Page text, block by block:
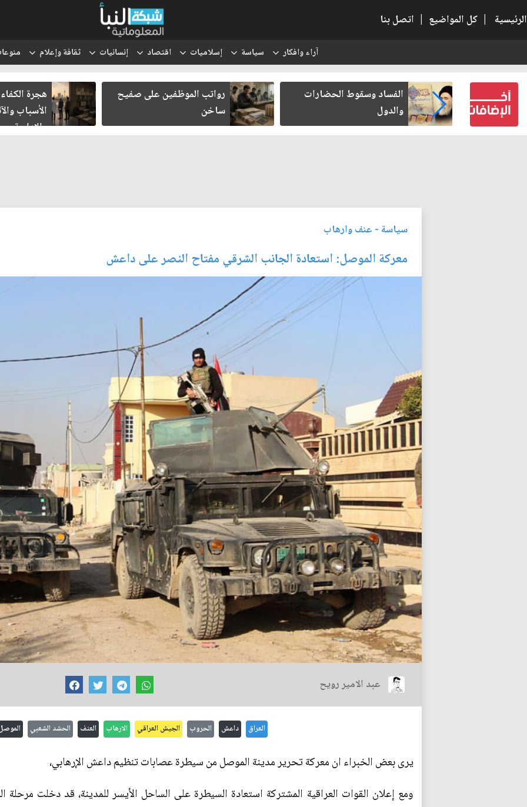
الرئيسية | كل المواضيع | اتصل بنا
آراء وافكار سياسة إسلاميات اقتصاد إنسانيات ثقافة وإعلام
كتب لنفسه
الفساد وسقوط الحضارات
والدول
رواتب الموظفين على صفيح
ساخن
هجرة
الأسباب
والإدارية
سياسة- عنف وارهاب
معركة الموصل: استعادة الجانب الشرقي مفتاح النصر على داعش
عبد الامير رويح
العراق داعش الحروب الجيش العراقي الارهاب العنف الحشد الشعبي
يرى بعض الخبراء ان معركة تحرير مدينة الموصل من سيطرة عصابات تنظيم داعش الإرهابي،
ومع إعلان القوات العراقية المشتركة استعادة السيطرة على الساحل الأيسر للمدينة، قد دخلت